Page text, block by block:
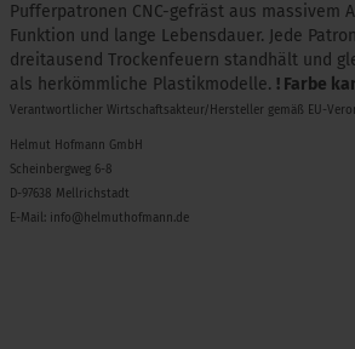
Pufferpatronen CNC-gefräst aus
Funktion und lange Lebensdauer. Jede
dreitausend Trockenfeuern standhält und
als herkömmliche Plastikmodelle. ! Farbe
Verantwortlicher Wirtschaftsakteur/Hersteller gemäß EU-
Helmut Hofmann GmbH
Scheinbergweg 6-8
D-97638 Mellrichstadt
E-Mail: info@helmuthofmann.de